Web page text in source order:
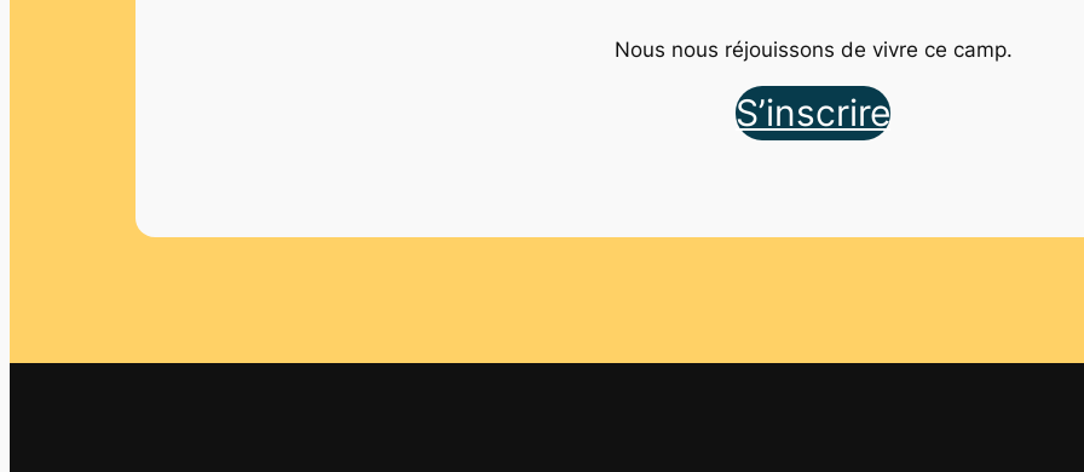
Nous nous réjouissons de vivre ce camp.
S’inscrire